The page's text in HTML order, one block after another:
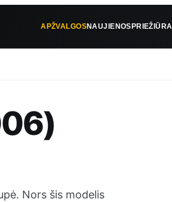
APŽVALGOSNAUJIENOSPRIEŽIŪRA
Nors šis modelis